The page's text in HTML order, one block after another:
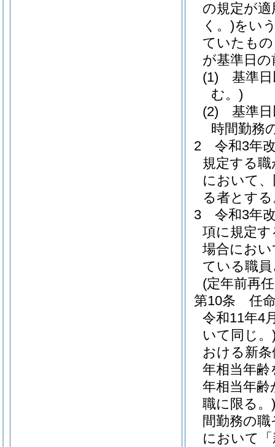
の規定が
く。)をい
ていたも
が基準日
(1)
基準
む。)
(2)
基準
時間勤務
2
令和3年
規定する
において
る者とす
3
令和3年
項に規定
場合にお
ている職
(定年前再
第10条
任
令和11年4
いて同じ。
おける新
年相当年
年相当年
職に限る。)
間勤務の
において